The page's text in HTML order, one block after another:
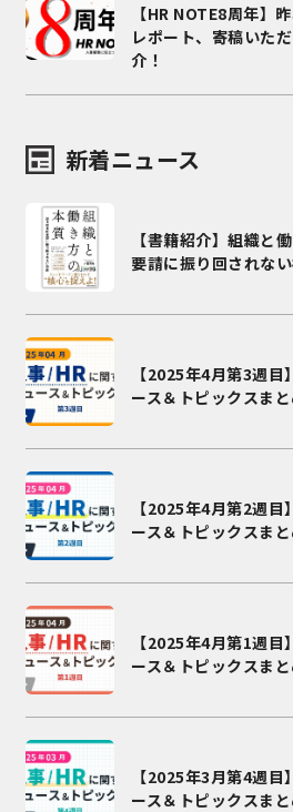
【HR NOTE8周年】
レポート、寄稿いた
介！
新着ニュース
【書籍紹介】組織と
要請に振り回されな
【2025年4月第3週
ース＆トピックスま
【2025年4月第2週
ース＆トピックスま
【2025年4月第1週
ース＆トピックスま
【2025年3月第4週
ース＆トピックスま